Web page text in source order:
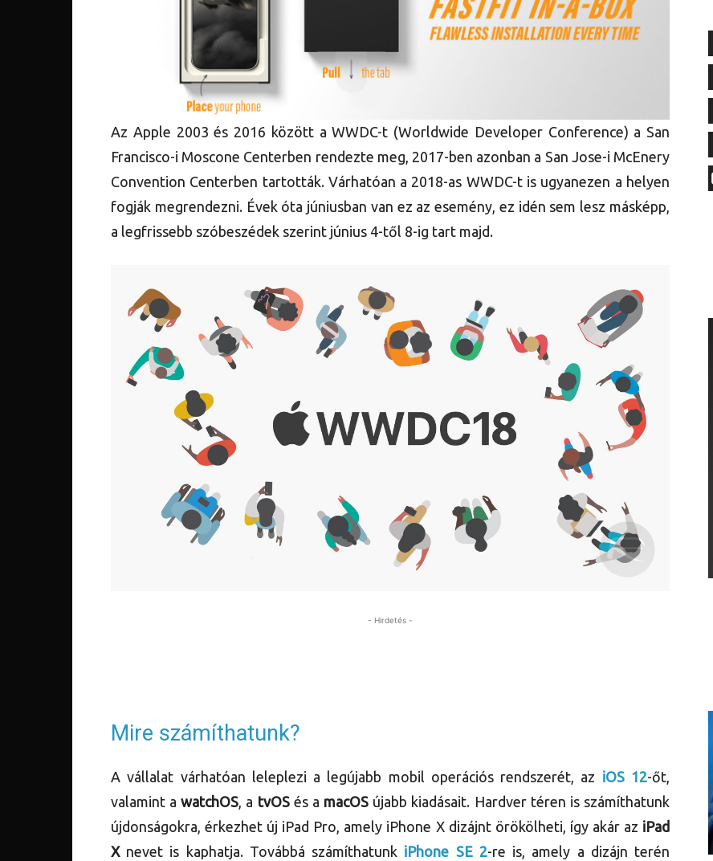
Az Apple 2003 és 2016 között a WWDC-t (Worldwide Developer Conference) a San
Francisco-i Moscone Centerben rendezte meg, 2017-ben azonban a San Jose-i McEnery
Convention Centerben tartották. Várhatóan a 2018-as WWDC-t is ugyanezen a helyen
fogják megrendezni. Évek óta júniusban van ez az esemény, ez idén sem lesz másképp,
a legfrissebb szóbeszédek szerint június 4-től 8-ig tart majd.
- Hirdetés -
Mire számíthatunk?
A vállalat várhatóan leleplezi a legújabb mobil operációs rendszerét, az iOS 12-őt,
valamint awatchOS, a tvOSés a macOS újabb kiadásait. Hardver téren is számíthatunk
újdonságokra, érkezhet új iPad Pro, amely iPhone X dizájnt örökölheti, így akár az iPad
Xnevet is kaphatja. Továbbá számíthatunk iPhone SE 2-re is, amely a dizájn terén